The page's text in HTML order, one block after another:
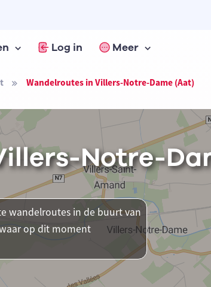
Log in Meer
Wandelroutes in Villers-Notre-Dame (Aat)
Notre-
wandelroutes in de buurt van
op dit moment